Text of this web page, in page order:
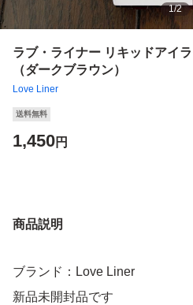
1/2
ラブ・ライナー リキッドアイ
（ダークブラウン）
Love Liner
送料無料
1,450円
商品説明
ブランド：Love Liner
新品未開封品です